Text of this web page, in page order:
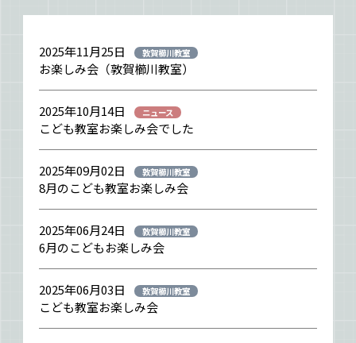
2025年11月25日 敦賀櫛川教室
お楽しみ会（敦賀櫛川教室）
2025年10月14日 ニュース
こども教室お楽しみ会でした
2025年09月02日 敦賀櫛川教室
8月のこども教室お楽しみ会
2025年06月24日 敦賀櫛川教室
6月のこどもお楽しみ会
2025年06月03日 敦賀櫛川教室
こども教室お楽しみ会